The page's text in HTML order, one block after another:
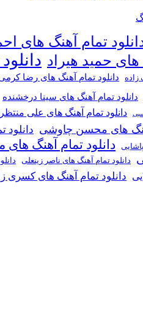
تمام آهنگ های
های حمید هیراد
زاده دانلود تمام آهنگ های رضا کرمی
دانلود تمام آهنگ های سینا درخشنده
دانلود تمام آهنگ های علی
های محسن چاوشی دانلود
دانلود تمام آهنگ
دانلود تمام آهنگ های ناصر زینعلی
دانلود تمام آهنگ های کسری